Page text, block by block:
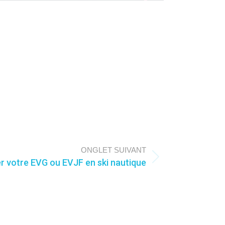
ONGLET SUIVANT
votre EVG ou EVJF en ski nautique